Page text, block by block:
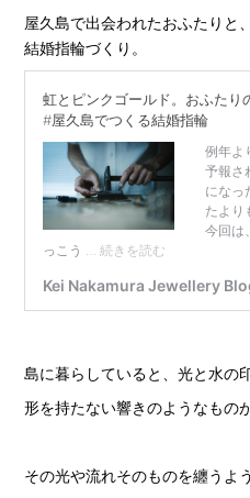
屋久島で出会われたおふたりと
結婚指輪づくり。
島に暮らしていると、光と水の
形を持たない響きのようなもの
その光や流れそのものを纏うよ